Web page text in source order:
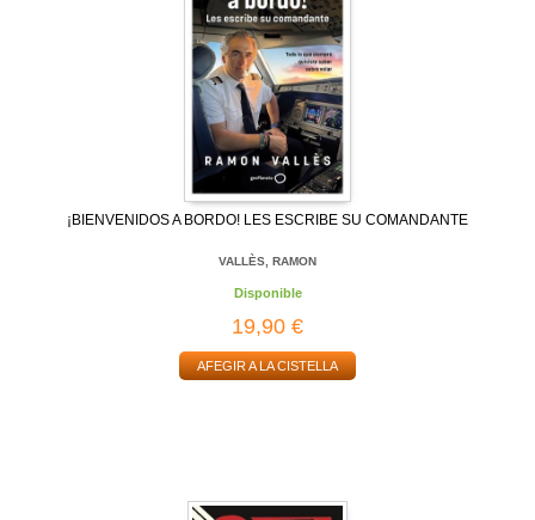
¡BIENVENIDOS A BORDO! LES ESCRIBE SU COMANDANTE
VALLÈS, RAMON
Disponible
19,90 €
AFEGIR A LA CISTELLA